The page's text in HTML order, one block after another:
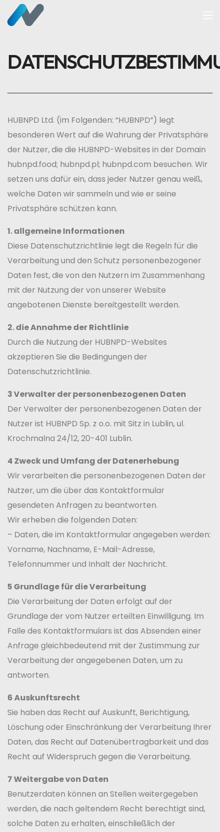
HUBNPD Ltd. (im Folgenden: “HUBNPD”) legt
besonderen Wert auf die Wahrung der Privatsphäre
der Nutzer, die die HUBNPD-Websites in der Domain
hubnpd.food; hubnpd.pl; hubnpd.com besuchen. Wir
setzen uns dafür ein, dass jeder Nutzer genau weiß,
welche Daten wir sammeln und wie er seine
Privatsphäre schützen kann.
1. allgemeine Informationen
Diese Datenschutzrichtlinie legt die Regeln für die
Verarbeitung und den Schutz personenbezogener
Daten fest, die von den Nutzern im Zusammenhang
mit der Nutzung der von unserer Website
angebotenen Dienste bereitgestellt werden.
2. die Annahme der Richtlinie
Durch die Nutzung der HUBNPD-Websites
akzeptieren Sie die Bedingungen der
Datenschutzrichtlinie.
3 Verwalter der personenbezogenen Daten
Der Verwalter der personenbezogenen Daten der
Nutzer ist HUBNPD Sp. z o.o. mit Sitz in Lublin, ul.
Krochmalna 24/12, 20-401 Lublin.
4 Zweck und Umfang der Datenerhebung
Wir verarbeiten die personenbezogenen Daten der
Nutzer, um die über das Kontaktformular
gesendeten Anfragen zu beantworten.
Wir erheben die folgenden Daten:
– Daten, die im Kontaktformular angegeben werden:
Vorname, Nachname, E-Mail-Adresse,
Telefonnummer und Inhalt der Nachricht.
5 Grundlage für die Verarbeitung
Die Verarbeitung der Daten erfolgt auf der
Grundlage der vom Nutzer erteilten Einwilligung. Im
Falle des Kontaktformulars ist das Absenden einer
Anfrage gleichbedeutend mit der Zustimmung zur
Verarbeitung der angegebenen Daten, um zu
antworten.
6 Auskunftsrecht
Sie haben das Recht auf Auskunft, Berichtigung,
Löschung oder Einschränkung der Verarbeitung Ihrer
Daten, das Recht auf Datenübertragbarkeit und das
Recht auf Widerspruch gegen die Verarbeitung.
7 Weitergabe von Daten
Benutzerdaten können an Stellen weitergegeben
werden, die nach geltendem Recht berechtigt sind,
solche Daten zu erhalten, einschließlich der